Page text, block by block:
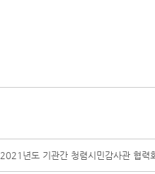
2021년도 기관간 청렴시민감사관 협력